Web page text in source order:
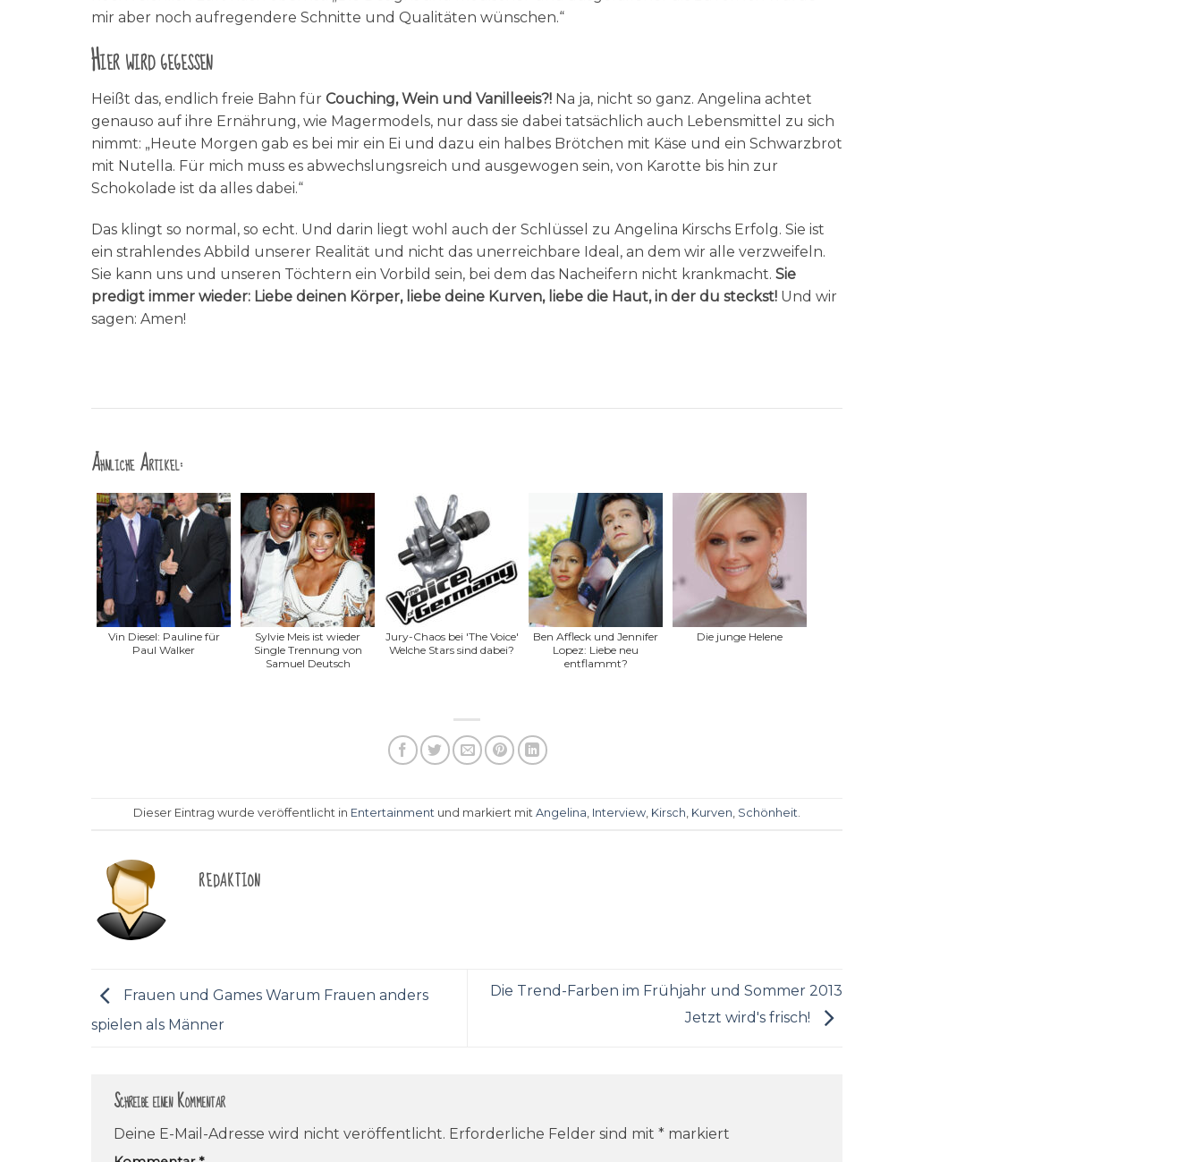
mir aber noch aufregendere Schnitte und Qualitäten wünschen.“
Hier wird gegessen
Heißt das, endlich freie Bahn für Couching, Wein und Vanilleeis?! Na ja, nicht so ganz. Angelina achtet
genauso auf ihre Ernährung, wie Magermodels, nur dass sie dabei tatsächlich auch Lebensmittel zu sich
nimmt: „Heute Morgen gab es bei mir ein Ei und dazu ein halbes Brötchen mit Käse und ein Schwarzbrot
mit Nutella. Für mich muss es abwechslungsreich und ausgewogen sein, von Karotte bis hin zur
Schokolade ist da alles dabei.“
Das klingt so normal, so echt. Und darin liegt wohl auch der Schlüssel zu Angelina Kirschs Erfolg. Sie ist
ein strahlendes Abbild unserer Realität und nicht das unerreichbare Ideal, an dem wir alle verzweifeln.
Sie kann uns und unseren Töchtern ein Vorbild sein, bei dem das Nacheifern nicht krankmacht. Sie
predigt immer wieder: Liebe deinen Körper, liebe deine Kurven, liebe die Haut, in der du steckst! Und wir
sagen: Amen!
Ähnliche Artikel:
Vin Diesel: Pauline für
Paul Walker
Sylvie Meis ist wieder
Single Trennung von
Samuel Deutsch
Jury-Chaos bei 'The Voice'
Welche Stars sind dabei?
Ben Affleck und Jennifer
Lopez: Liebe neu
entflammt?
Die junge Helene
Dieser Eintrag wurde veröffentlicht in Entertainment und markiert mit Angelina, Interview, Kirsch, Kurven, Schönheit.
REDAKTION
Frauen und Games Warum Frauen anders
spielen als Männer
Die Trend-Farben im Frühjahr und Sommer 2013
Jetzt wird's frisch!
Schreibe einen Kommentar
Deine E-Mail-Adresse wird nicht veröffentlicht. Erforderliche Felder sind mit * markiert